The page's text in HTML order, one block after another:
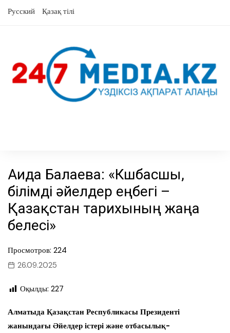
Русский Қазақ тілі
Аида Балаева: «Көшбасшы,
білімді әйелдер еңбегі –
Қазақстан тарихының жаңа
белесі»
Просмотров: 224
26.09.2025
Оқылды: 227
Алматыда Қазақстан Республикасы Президенті
жанындағы Әйелдер істері және отбасылық-